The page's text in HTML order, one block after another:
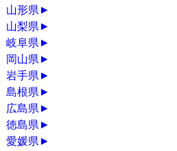
山形県 ►
山梨県 ►
岐阜県 ►
岡山県 ►
岩手県 ►
島根県 ►
広島県 ►
徳島県 ►
愛媛県 ►